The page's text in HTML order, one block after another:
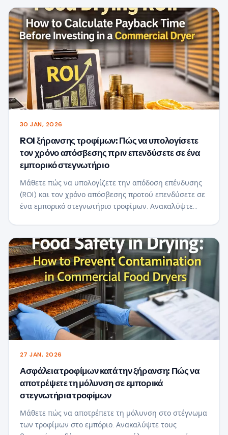
αξία του προϊόντος, τη διάρκεια ζωής και τις
δυνατότητες εξαγωγής.
30 JAN, 2026
ROI ξήρανσης τροφίμων: Πώς να υπολογίσετε
τον χρόνο απόσβεσης πριν επενδύσετε σε ένα
εμπορικό στεγνωτήριο
Μάθετε πώς να υπολογίζετε την απόδοση επένδυσης
(ROI) και τον χρόνο απόσβεσης προτού επενδύσετε σε
ένα εμπορικό στεγνωτήριο τροφίμων. Ανακαλύψτε
να λάβετε μια έξυπνη επενδυτική απόφαση σε
εξοπλισμό στεγνώματος.
27 JAN, 2026
Ασφάλεια τροφίμων κατά την ξήρανση: Πώς να
αποτρέψετε τη μόλυνση σε εμπορικά
στεγνωτήρια τροφίμων
Μάθετε πώς να αποτρέπετε τη μόλυνση στο στέγνωμα
των τροφίμων στο εμπόριο. Ανακαλύψτε τους